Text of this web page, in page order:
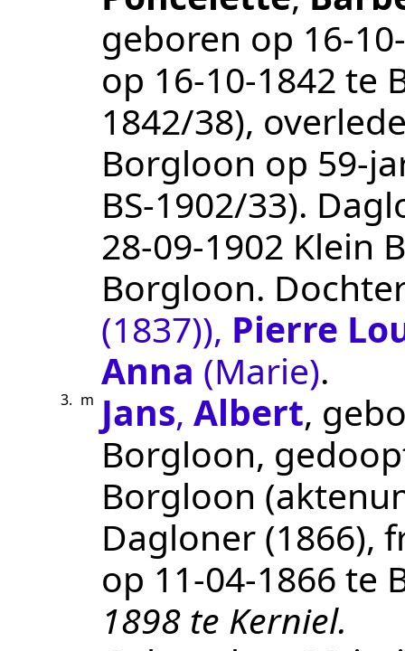
geboren op
op 16‑10‑1842 te
1842/38),
Borgloon op 59-
BS-1902/33).
28‑09‑1902 Klein
Borgloon.
(1837)), Pierre
Anna (Marie).
3. m Jans, Albert,
Borgloon,
Borgloon
Dagloner (1866),
op 11‑04‑1866 te
1898 te Kerniel.